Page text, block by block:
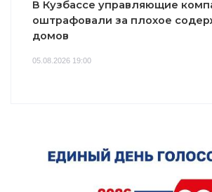
В Кузбассе управляющие
оштрафовали за плохое
домов
05.08.2026 19:00